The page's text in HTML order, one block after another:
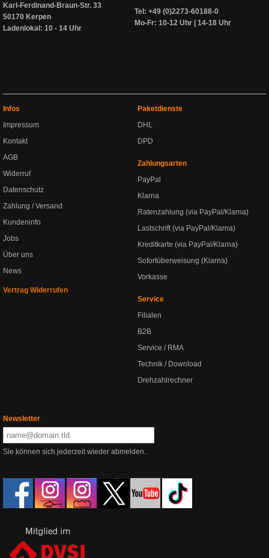
Karl-Ferdinand-Braun-Str. 33
50170 Kerpen
Ladenlokal: 10 - 14 Uhr
Tel: +49 (0)2273-60188-0
Mo-Fr: 10-12 Uhr | 14-18 Uhr
Infos
Impressum
Kontakt
AGB
Widerruf
Datenschutz
Zahlung / Versand
Kundeninfo
Jobs
Über uns
News
Vertrag Widerrufen
Paketdienste
DHL
DPD
Zahlungsarten
PayPal
Klarna
Ratenzahlung (via PayPal/Klarna)
Lastschrift (via PayPal/Klarna)
Kreditkarte (via PayPal/Klarna)
Sofortüberweisung (Klarna)
Vorkasse
Service
Filialen
B2B
Service / RMA
Technik / Download
Drehzahlrechner
Newsletter
Sie können sich jederzeit wieder abmelden.